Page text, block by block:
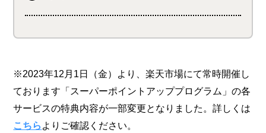
※2023年12月1日（金）より、楽天市場にて常時開催し
ております「スーパーポイントアッププログラム」の各
サービスの特典内容が一部変更となりました。詳しくは
こちら よりご確認ください。